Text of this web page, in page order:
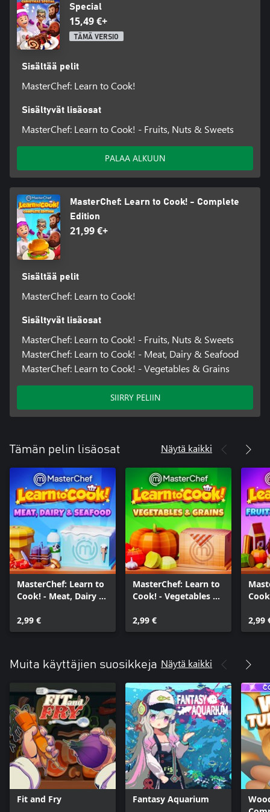
Special
15,49 €+
TÄMÄ VERSIO
Sisältää pelit
MasterChef: Learn to Cook!
Sisältyvät lisäosat
MasterChef: Learn to Cook! - Fruits, Nuts & Sweets
PALAA ALKUUN
MasterChef: Learn to Cook! - Complete
Edition
21,99 €+
Sisältää pelit
MasterChef: Learn to Cook!
Sisältyvät lisäosat
MasterChef: Learn to Cook! - Fruits, Nuts & Sweets
MasterChef: Learn to Cook! - Meat, Dairy & Seafood
MasterChef: Learn to Cook! - Vegetables & Grains
SIIRRY PELIIN
Tämän pelin lisäosat Näytä kaikki
MasterChef: Learn to
Cook! - Meat, Dairy &
2,99 €
MasterChef: Learn to
Cook! - Vegetables &
2,99 €
2,99
Muita käyttäjien suosikkeja Näytä kaikki
Fit and Fry Fantasy Aquarium